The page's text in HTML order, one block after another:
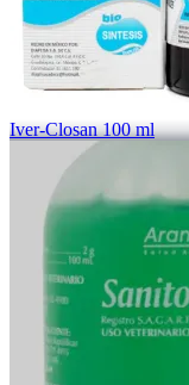
Iver-Closan 100 ml